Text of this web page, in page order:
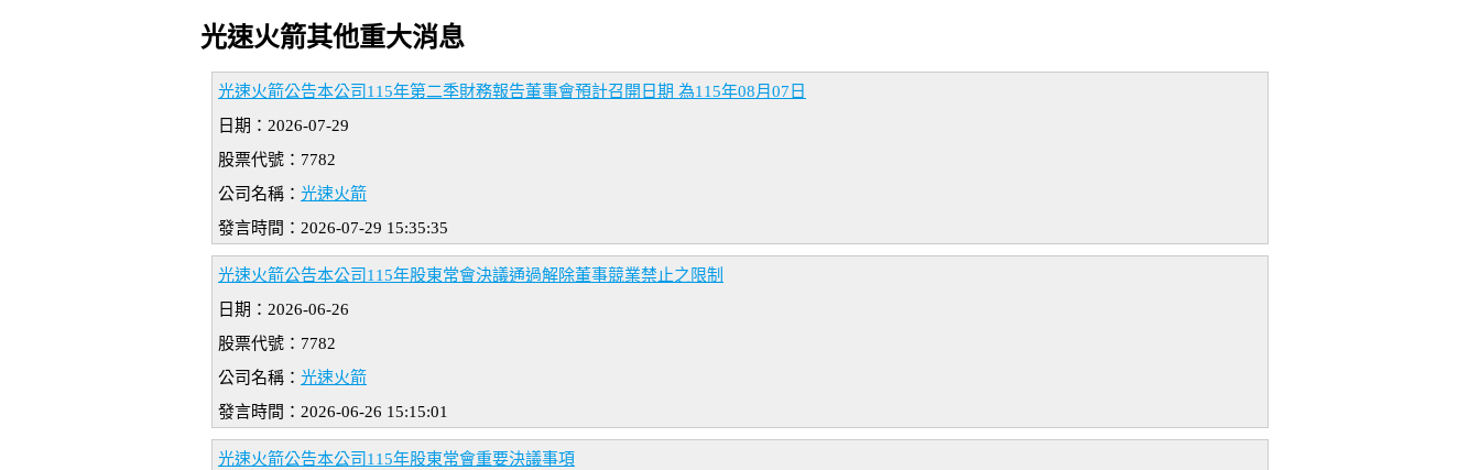
光速火箭其他重大消息
光速火箭公告本公司115年第二季財務報告董事會預計召開日期 為115年08月07日
日期：2026-07-29
股票代號：7782
公司名稱： 光速火箭
發言時間：2026-07-29 15:35:35
光速火箭公告本公司115年股東常會決議通過解除董事競業禁止之限制
日期：2026-06-26
股票代號：7782
公司名稱： 光速火箭
發言時間：2026-06-26 15:15:01
光速火箭公告本公司115年股東常會重要決議事項